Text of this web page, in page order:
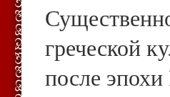
греческой
после